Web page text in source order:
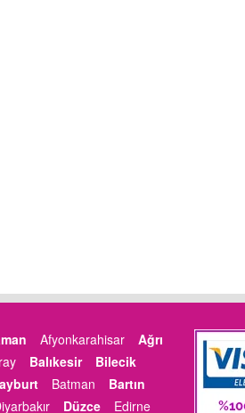
Afyonkarahisar
Ağrı
Balıkesir
Bilecik
Batman
Bartın
Düzce
Edirne